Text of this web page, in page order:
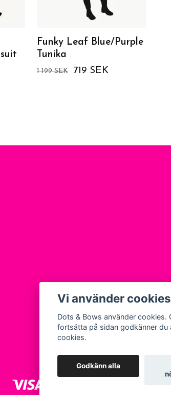
Funky Leaf Blue/Purple
Tunika
1 199 SEK 719 SEK
Vi använder cookies
Dots & Bows använder cookies.
fortsätta på sidan godkänner du
cookies.
Godkänn alla